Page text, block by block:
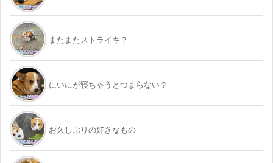
またまたストライキ？
にいにが寝ちゃうとつまらない？
お久しぶりの好きなもの